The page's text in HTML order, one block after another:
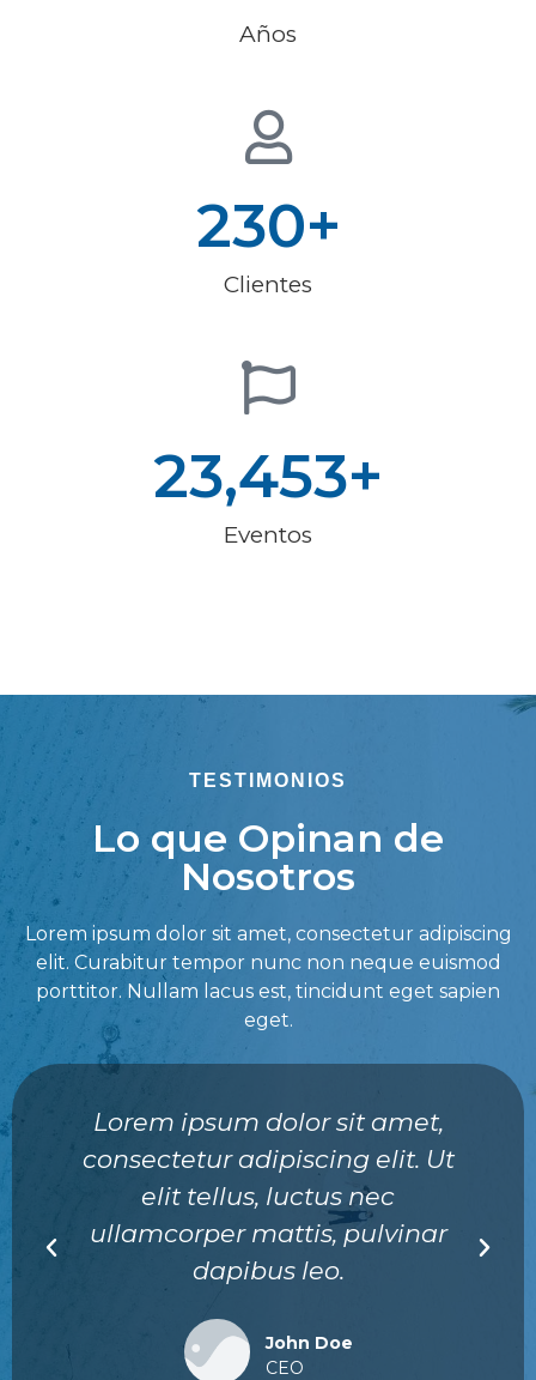
Años
230+
Clientes
23,453+
Eventos
TESTIMONIOS
Lo que Opinan de
Nosotros
Lorem ipsum dolor sit amet, consectetur adipiscing
elit. Curabitur tempor nunc non neque euismod
porttitor. Nullam lacus est, tincidunt eget sapien
eget.
Lorem ipsum dolor sit amet,
consectetur adipiscing elit. Ut
elit tellus, luctus nec
ullamcorper mattis, pulvinar
dapibus leo.
John Doe
CEO